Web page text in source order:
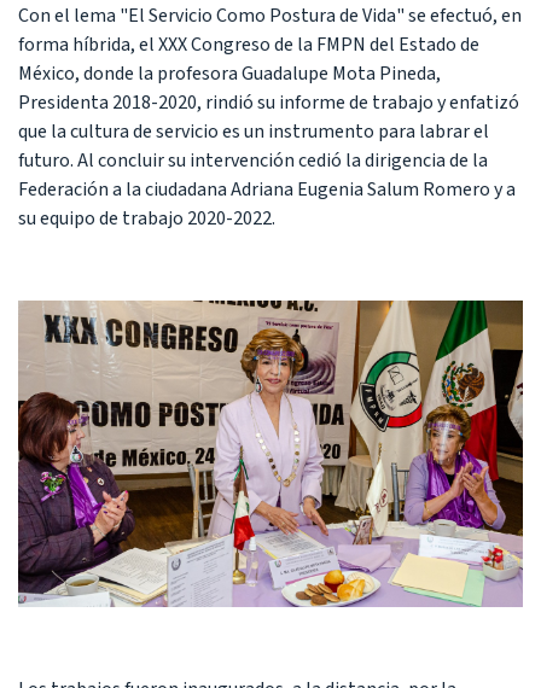
Con el lema "El Servicio Como Postura de Vida" se efectuó, en
forma híbrida, el XXX Congreso de la FMPN del Estado de
México, donde la profesora Guadalupe Mota Pineda,
Presidenta 2018-2020, rindió su informe de trabajo y enfatizó
que la cultura de servicio es un instrumento para labrar el
futuro. Al concluir su intervención cedió la dirigencia de la
Federación a la ciudadana Adriana Eugenia Salum Romero y a
su equipo de trabajo 2020-2022.